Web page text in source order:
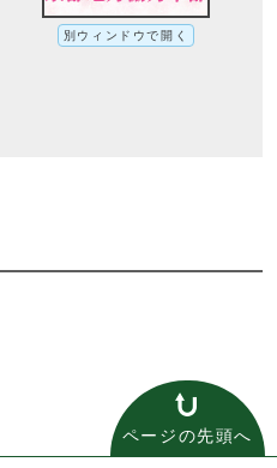
別ウィンドウで開く
ページの先頭へ